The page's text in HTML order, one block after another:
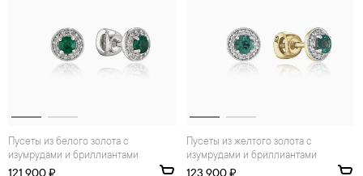
Пусеты из белого золота с
изумрудами и бриллиантами
Пусеты из желтого золота с
изумрудами и бриллиантами